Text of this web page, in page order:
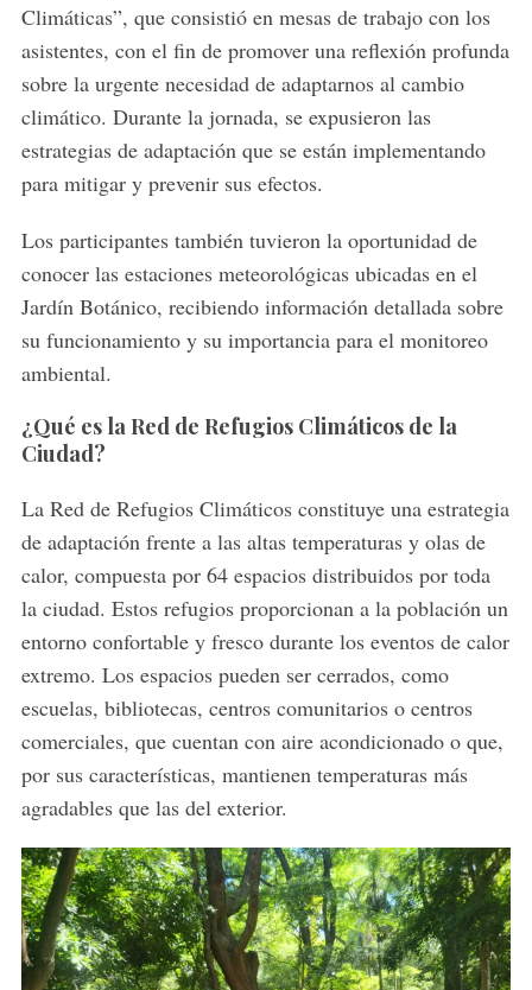
Climáticas”, que consistió en mesas de trabajo con los
asistentes, con el fin de promover una reflexión profunda
sobre la urgente necesidad de adaptarnos al cambio
climático. Durante la jornada, se expusieron las
estrategias de adaptación que se están implementando
para mitigar y prevenir sus efectos.
Los participantes también tuvieron la oportunidad de
conocer las estaciones meteorológicas ubicadas en el
Jardín Botánico, recibiendo información detallada sobre
su funcionamiento y su importancia para el monitoreo
ambiental.
¿Qué es la Red de Refugios Climáticos de la
Ciudad?
La Red de Refugios Climáticos constituye una estrategia
de adaptación frente a las altas temperaturas y olas de
calor, compuesta por 64 espacios distribuidos por toda
la ciudad. Estos refugios proporcionan a la población un
entorno confortable y fresco durante los eventos de calor
extremo. Los espacios pueden ser cerrados, como
escuelas, bibliotecas, centros comunitarios o centros
comerciales, que cuentan con aire acondicionado o que,
por sus características, mantienen temperaturas más
agradables que las del exterior.